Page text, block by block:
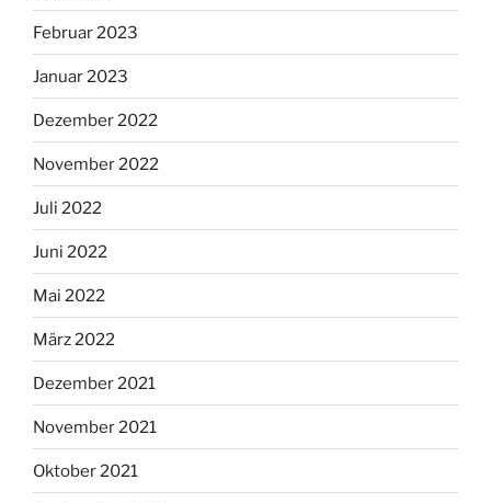
Februar 2023
Januar 2023
Dezember 2022
November 2022
Juli 2022
Juni 2022
Mai 2022
März 2022
Dezember 2021
November 2021
Oktober 2021